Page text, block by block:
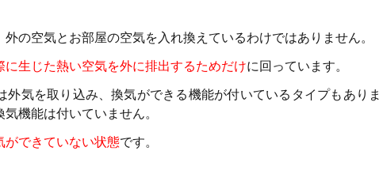
の空気とお部屋の空気を入れ換えているわけではありません。
に生じた熱い空気を外に排出するためだけに回っています。
外気を取り込み、換気ができる機能が付いているタイプもありま
機能は付いていません。
ができていない状態です。